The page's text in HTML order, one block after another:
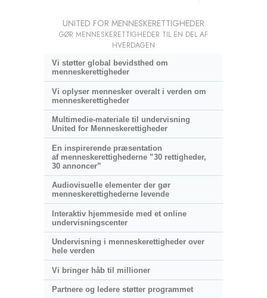
UNITED FOR MENNESKERETTIGHEDER
GØR MENNESKERETTIGHEDER TIL EN DEL AF
HVERDAGEN
Vi støtter global bevidsthed om
menneskerettigheder
Vi oplyser mennesker overalt i verden om
menneskerettigheder
Multimedie-materiale til undervisning
United for Menneskerettigheder
En inspirerende præsentation
af menneskerettighederne ”30 rettigheder,
30 annoncer”
Audiovisuelle elementer der gør
menneskerettighederne levende
Interaktiv hjemmeside med et online
undervisningscenter
Undervisning i menneskerettigheder over
hele verden
Vi bringer håb til millioner
Partnere og ledere støtter programmet